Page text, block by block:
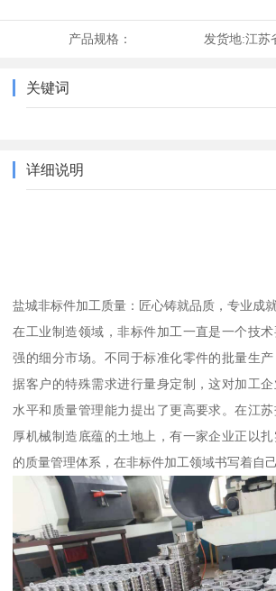
产品规格： 发货地:江苏
关键词
详细说明
盐城非标件加工质量：匠心铸就品质，专业成
在工业制造领域，非标件加工一直是一个技
强的细分市场。不同于标准化零件的批量生
据客户的特殊需求进行量身定制，这对加工
水平和质量管理能力提出了更高要求。在江
厚机械制造底蕴的土地上，有一家企业正以
的质量管理体系，在非标件加工领域书写着自